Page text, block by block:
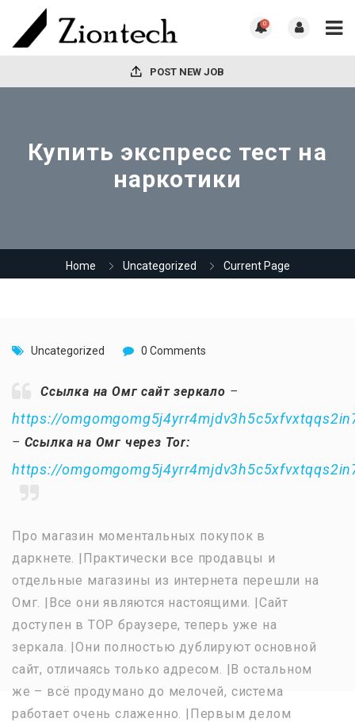
0
POST NEW JOB
Купить экспресс тест на
наркотики
Home Uncategorized Current Page
Uncategorized 0 Comments
Ссылка на Омг сайт зеркало –
https://
– Ссылка на Омг через Tor:
https://
Про магазин моментальных покупок в
даркнете. |Практически все продавцы и
отдельные магазины из интернета перешли на
Омг. |Все они являются настоящими. |Сайт
доступен в ТОР браузере, теперь уже на
зеркала. |Они полностью дублируют основной
сайт, отличаясь только адресом. |В остальном
же – всё продумано до мелочей, система
работает очень слаженно. |Первым делом